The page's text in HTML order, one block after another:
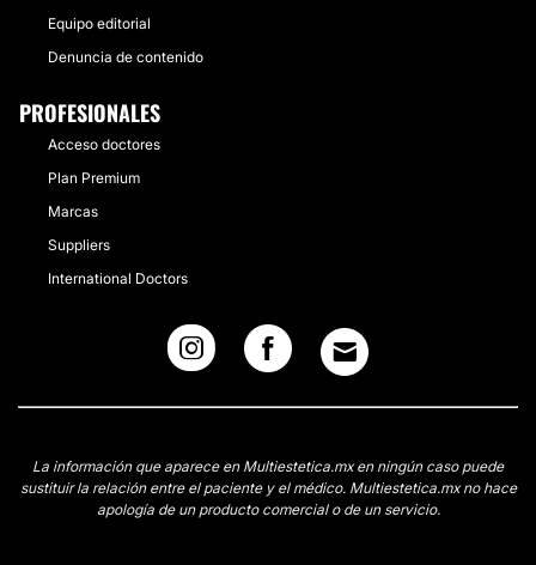
Equipo editorial
Denuncia de contenido
PROFESIONALES
Acceso doctores
Plan Premium
Marcas
Suppliers
International Doctors
La información que aparece en Multiestetica.mx en ningún caso puede
sustituir la relación entre el paciente y el médico. Multiestetica.mx no hace
apología de un producto comercial o de un servicio.